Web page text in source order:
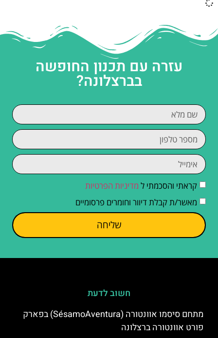
עזרה עם תכנון החופשה
בברצלונה?
קראתי והסכמתי ל מדיניות הפרטיות
מאשר/ת קבלת דיוור וחומרים פרסומיים
שליחה
חשוב לדעת
מתחם סיסמו אוונטורה (SésamoAventura) בפארק
פורט אוונטורה ברצלונה